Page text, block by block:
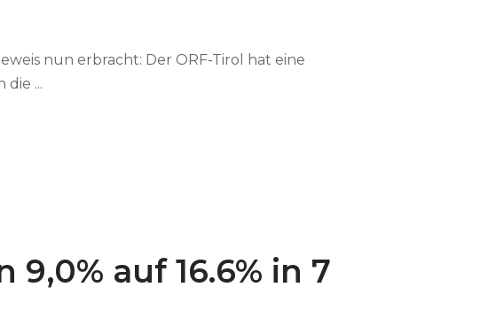
nun erbracht: Der ORF-Tirol hat eine
...
9,0% auf 16.6% in 7